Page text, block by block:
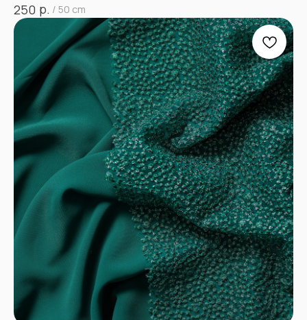
250 р. / 50 cm